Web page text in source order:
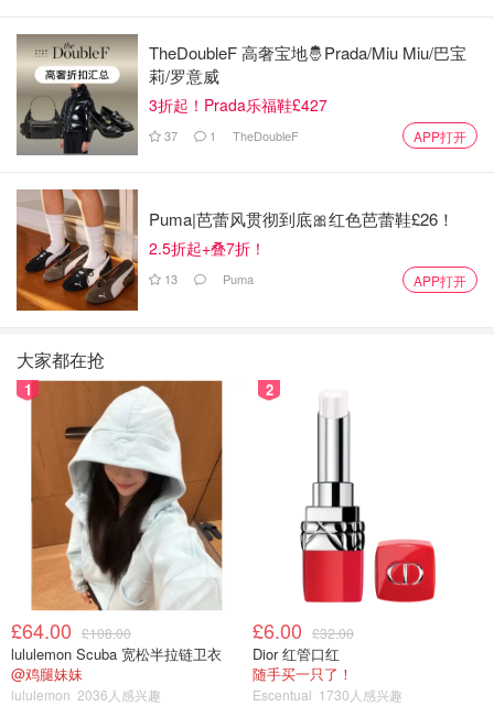
TheDoubleF 高奢宝地🤴Prada/Miu Miu/巴宝
莉/罗意威
3折起！Prada乐福鞋£427
37 1 TheDoubleF APP打开
Puma|芭蕾风贯彻到底🎀红色芭蕾鞋£26！
2.5折起+叠7折！
13 Puma APP打开
大家都在抢
1
£64.00 £108.00
lululemon Scuba 宽松半拉链卫衣
@鸡腿妹妹
lululemon 2036人感兴趣
2
£6.00 £32.00
Dior 红管口红
随手买一只了！
Escentual 1730人感兴趣